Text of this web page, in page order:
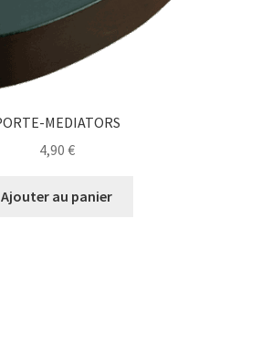
MEDIATORS
4,90 €
Ajouter au panier